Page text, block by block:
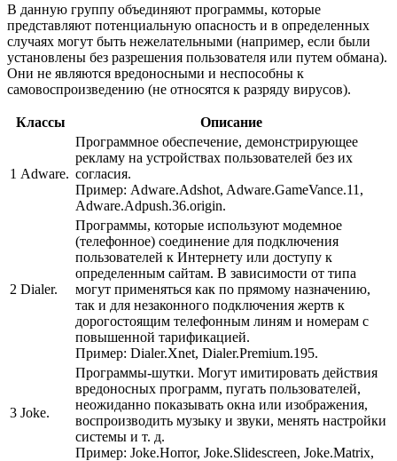
В данную группу объединяют программы, которые
представляют потенциальную опасность и в определенных
случаях могут быть нежелательными (например, если были
установлены без разрешения пользователя или путем обмана).
Они не являются вредоносными и неспособны к
самовоспроизведению (не относятся к разряду вирусов).
Классы Описание
1 Adware.
Программное обеспечение, демонстрирующее
рекламу на устройствах пользователей без их
согласия.
Пример: Adware.Adshot, Adware.GameVance.11,
Adware.Adpush.36.origin.
2 Dialer.
Программы, которые используют модемное
(телефонное) соединение для подключения
пользователей к Интернету или доступу к
определенным сайтам. В зависимости от типа
могут применяться как по прямому назначению,
так и для незаконного подключения жертв к
дорогостоящим телефонным линям и номерам с
повышенной тарификацией.
Пример: Dialer.Xnet, Dialer.Premium.195.
3 Joke.
Программы-шутки. Могут имитировать действия
вредоносных программ, пугать пользователей,
неожиданно показывать окна или изображения,
воспроизводить музыку и звуки, менять настройки
системы и т. д.
Пример: Joke.Horror, Joke.Slidescreen, Joke.Matrix,